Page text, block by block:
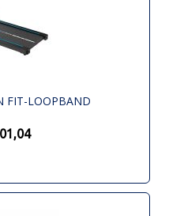
FIT-LOOPBAND